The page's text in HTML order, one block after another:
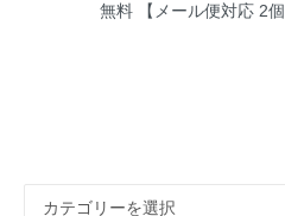
無料 【メール便対応 2